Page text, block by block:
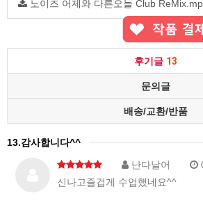
노이즈 어제와 다른오늘 Club
후기글 13
문의글
배송/교환/반품
13.감사합니다^^
난다날어
신나고즐겁게 수업했네요^^